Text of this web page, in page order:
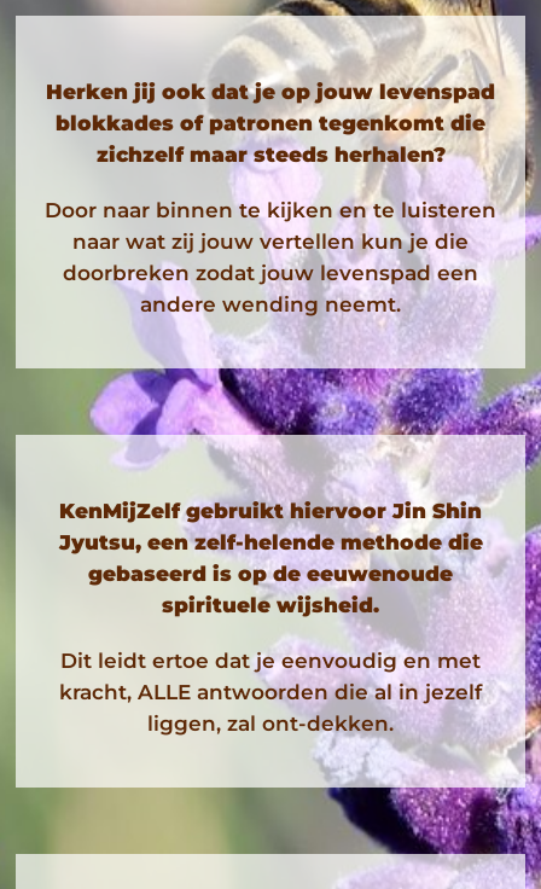
Herken jij ook dat je op jouw levenspad
blokkades of patronen tegenkomt die
zichzelf maar steeds herhalen?
Door naar binnen te kijken en te luisteren
naar wat zij jouw vertellen kun je die
doorbreken zodat jouw levenspad een
andere wending neemt.
KenMijZelf gebruikt hiervoor Jin Shin
Jyutsu, een zelf-helende methode die
gebaseerd is op de eeuwenoude
spirituele wijsheid.
Dit leidt ertoe dat je eenvoudig en met
kracht, ALLE antwoorden die al in jezelf
liggen, zal ont-dekken.